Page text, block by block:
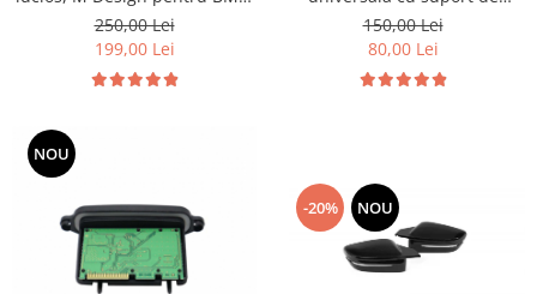
Subaru
Suzuki
Toyota
Volkswagen
Tuning auto
Diverse
Garnituri galerie admisie BMW
Valve PCV
Kit reparatie faruri
E81 E87 Facelift
250,00 Lei
199,00 Lei
numar
150,00 Lei
80,00 Lei
NOU
-20% NOU